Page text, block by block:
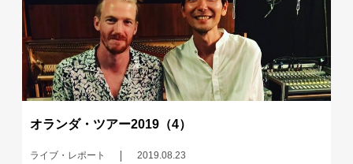
オランダ・ツアー2019（4）
ライブ・レポート 2019.08.23